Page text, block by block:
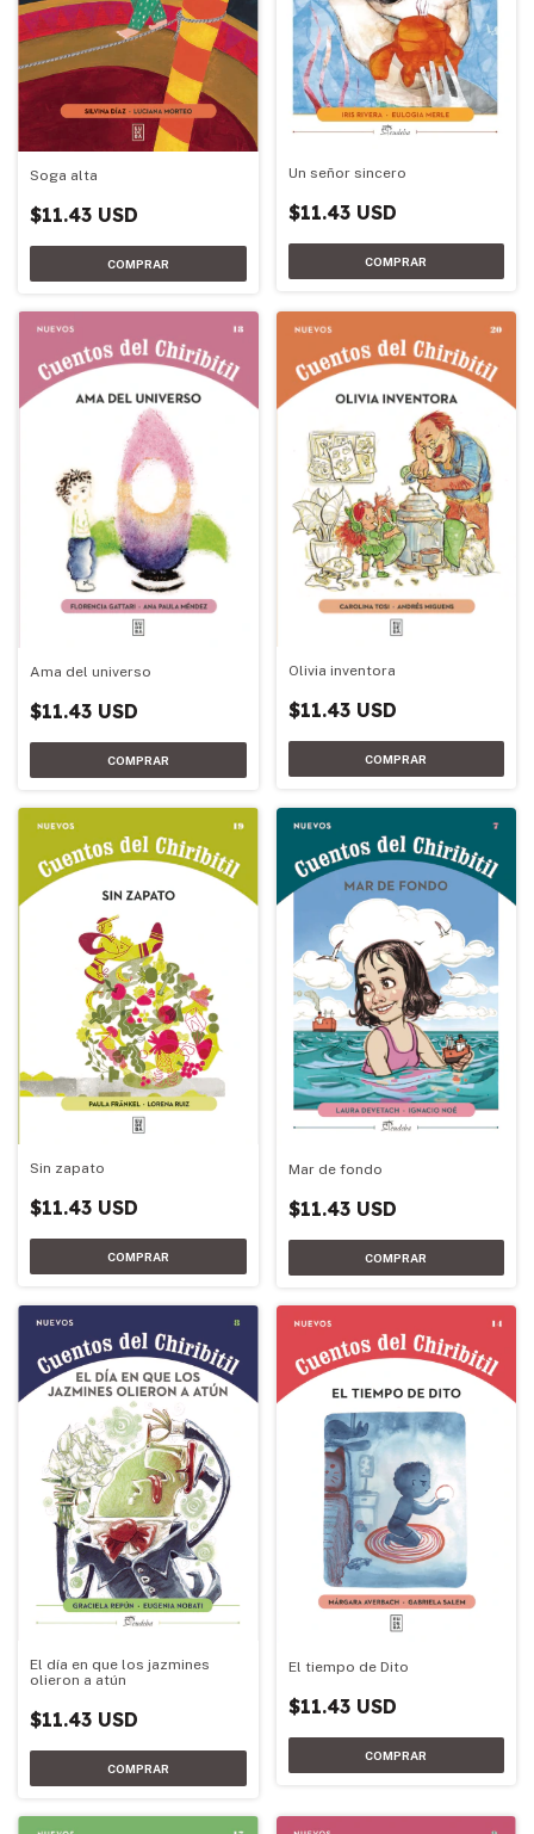
Soga alta
$11.43 USD
Un señor sincero
$11.43 USD
Ama del universo
$11.43 USD
Olivia inventora
$11.43 USD
Sin zapato
$11.43 USD
Mar de fondo
$11.43 USD
El día en que los jazmines
olieron a atún
$11.43 USD
El tiempo de Dito
$11.43 USD